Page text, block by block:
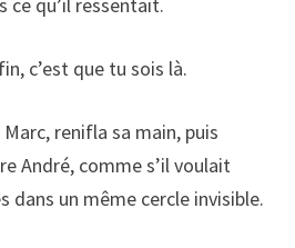
ce qu’il ressentait.
c’est que tu sois là.
Marc, renifla sa main, puis
André, comme s’il voulait
dans un même cercle invisible.